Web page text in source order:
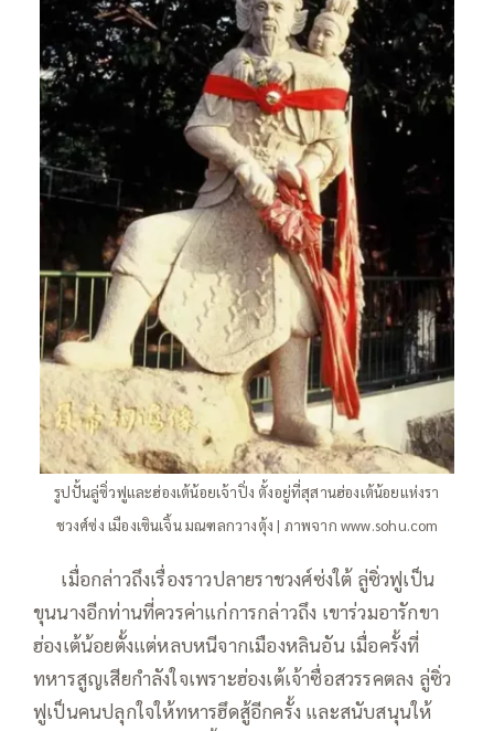
รูปปั้นลู่ซิ่วฟูและฮ่องเต้น้อยเจ้าปิ่ง ตั้งอยู่ที่สุสานฮ่องเต้น้อยแห่งรา
ชวงศ์ซ่ง เมืองเซินเจิ้น มณฑลกวางตุ้ง | ภาพจาก www.sohu.com
เมื่อกล่าวถึงเรื่องราวปลายราชวงศ์ซ่งใต้ ลู่ซิ่วฟูเป็น
ขุนนางอีกท่านที่ควรค่าแก่การกล่าวถึง เขาร่วมอารักขา
ฮ่องเต้น้อยตั้งแต่หลบหนีจากเมืองหลินอัน เมื่อครั้งที่
ทหารสูญเสียกำลังใจเพราะฮ่องเต้เจ้าซื่อสวรรคตลง ลู่ซิ่ว
ฟูเป็นคนปลุกใจให้ทหารฮึดสู้อีกครั้ง และสนับสนุนให้